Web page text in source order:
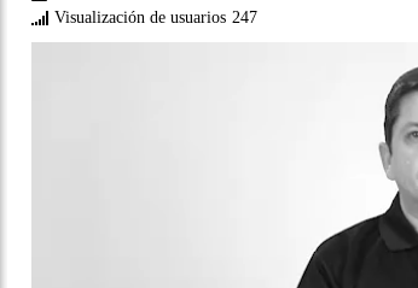
Visualización de usuarios 247